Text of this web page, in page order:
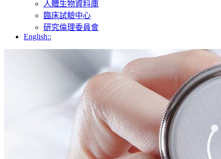
人體生物資料庫
臨床試驗中心
研究倫理委員會
English::